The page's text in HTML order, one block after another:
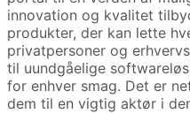
innovation og kvalitet
produkter, der kan lette
privatpersoner og
til uundgåelige
for enhver smag. Det er
dem til en vigtig aktør i